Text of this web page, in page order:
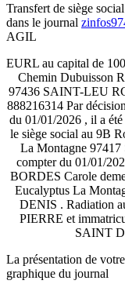
Transfert de siège
dans le journal
AGIL
EURL au capital de
Chemin Dubuisson
97436 SAINT-LEU
888216314 Par
du 01/01/2026 , il a
le siège social au 9B
La Montagne
compter du 01/01/
BORDES Carole
Eucalyptus La
DENIS . Radiation
PIERRE et
SAINT
La présentation de
graphique du journal